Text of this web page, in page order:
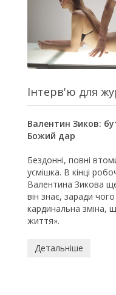
Інтерв'ю для
Валентин Зиков:
Божий дар
Бездонні, повні
усмішка. В кінці
Валентина Зикова
він знає, заради
кардинальна зміна,
життя».
Детальніше